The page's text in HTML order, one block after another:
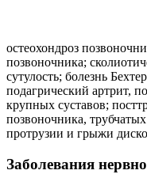
остеохондроз
позвоночника;
сутулость; болезнь
подагрический артрит,
крупных суставов;
позвоночника,
протрузии и грыжи
Заболевания